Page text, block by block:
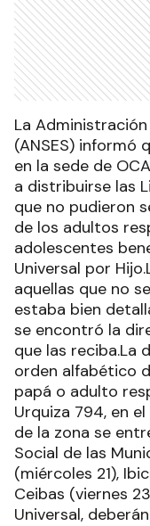
La
(ANSES) informó
en la sede de
a distribuirse las
que no pudieron
de los adultos
adolescentes
Universal por
aquellas que no
estaba bien
se encontró la
que las reciba.La
orden alfabético
papá o adulto
Urquiza 794, en
de la zona se
Social de las
(miércoles 21),
Ceibas (viernes
Universal,